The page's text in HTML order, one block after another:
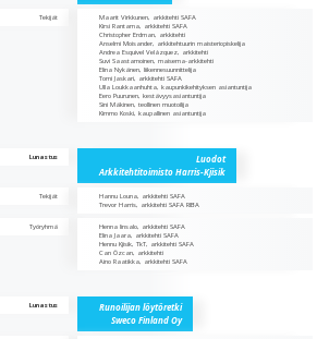
Tekijät
Maarit Virkkunen, arkkitehti SAFA
Kirsi Rantama, arkkitehti SAFA
Christopher Erdman, arkkitehti
Anselmi Moisander, arkkitehtuurin maisteriopiskelija
Andrea Esquivel Velázquez, arkkitehti
Suvi Saastamoinen, maisema-arkkitehti
Elina Nykänen, liikennesuunnittelija
Tomi Jaskari, arkkitehti SAFA
Ulla Loukkaanhuhta, kaupunkikehityksen asiantuntija
Eero Puurunen, kestävyysasiantuntija
Sini Mäkinen, teollinen muotoilija
Kimmo Koski, kaupallinen asiantuntija
Lunastus
Luodot
Arkkitehtitoimisto Harris-Kjisik
Tekijät
Hannu Louna, arkkitehti SAFA
Trevor Harris, arkkitehti SAFA RIBA
Työryhmä
Henna Iinsalo, arkkitehti SAFA
Elina Jaara, arkkitehti SAFA
Hennu Kjisik, TkT, arkkitehti SAFA
Can Özcan, arkkitehti
Aino Raatikka, arkkitehti SAFA
Lunastus
Runoilijan löytöretki
Sweco Finland Oy